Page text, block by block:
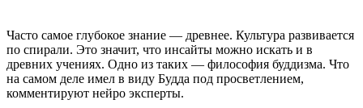
Часто самое глубокое знание — древнее. Культура развивается
по спирали. Это значит, что инсайты можно искать и в
древних учениях. Одно из таких — философия буддизма. Что
на самом деле имел в виду Будда под просветлением,
комментируют нейро эксперты.